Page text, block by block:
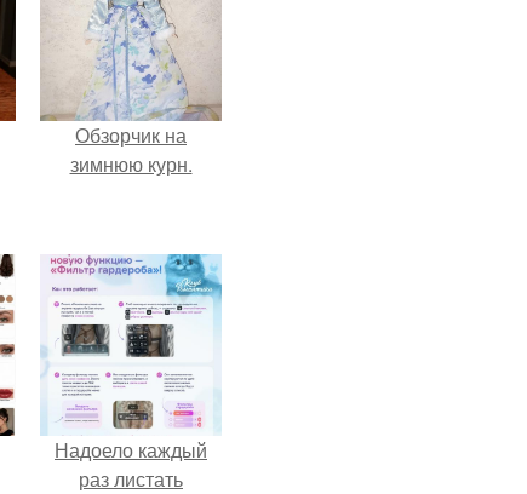
Обзорчик на
зимнюю курн.
Надоело каждый
раз листать